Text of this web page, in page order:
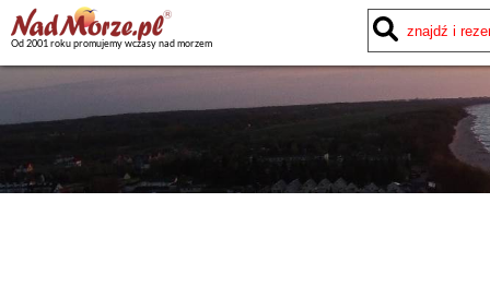
Od 2001 roku promujemy wczasy nad morzem